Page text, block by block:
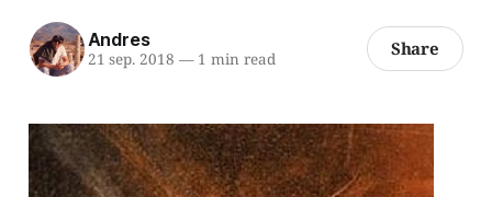
Andres
21 sep. 2018 —1 min read Share